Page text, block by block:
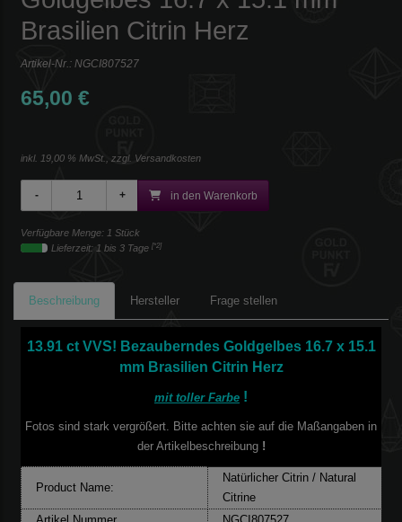
Brasilien Citrin Herz
Artikel-Nr.: NGCI807527
65,00 €
inkl. 19,00 % MwSt., zzgl. Versandkosten
in den Warenkorb
Verfügbare Menge: 1 Stück
Lieferzeit: 1 bis 3 Tage [*2]
Beschreibung Hersteller Frage stellen
13.91 ct VVS! Bezauberndes Goldgelbes 16.7 x 15.1
mm Brasilien Citrin Herz
mit toller Farbe !
Fotos sind stark vergrößert. Bitte achten sie auf die Maßangaben in
der Artikelbeschreibung!
Product Name:
Natürlicher Citrin / Natural
Citrine